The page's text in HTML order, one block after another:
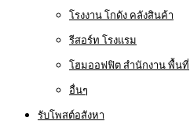
โรงงาน โกดัง คลังสินค้า
รีสอร์ท โรงแรม
โฮมออฟฟิต สำนักงาน พื้นที่
อื่นๆ
รับโพสต์อสังหา